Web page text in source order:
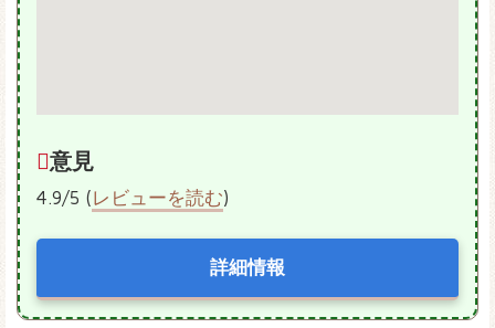
意見
4.9/5 (レビューを読む)
詳細情報